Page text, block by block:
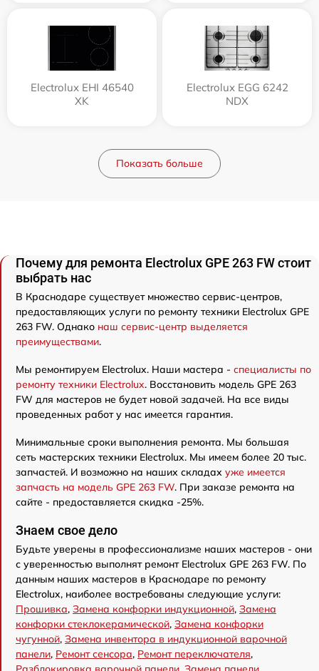
Electrolux EHI 46540
XK
Electrolux EGG 6242
NDX
Показать больше
Почему для ремонта Electrolux GPE 263 FW стоит
выбрать нас
В Краснодаре существует множество сервис-центров,
предоставляющих услуги по ремонту техники Electrolux GPE
263 FW. Однако наш сервис-центр выделяется
преимуществами.
Мы ремонтируем Electrolux. Наши мастера - специалисты по
ремонту техники Electrolux. Восстановить модель GPE 263
FW для мастеров не будет новой задачей. На все виды
проведенных работ у нас имеется гарантия.
Минимальные сроки выполнения ремонта. Мы большая
сеть мастерских техники Electrolux. Мы имеем более 20 тыс.
запчастей. И возможно на наших складах уже имеется
запчасть на модель GPE 263 FW. При заказе ремонта на
сайте - предоставляется скидка -25%.
Знаем свое дело
Будьте уверены в профессионализме наших мастеров - они
с уверенностью выполнят ремонт Electrolux GPE 263 FW. По
данным наших мастеров в Краснодаре по ремонту
Electrolux, наиболее востребованы следующие услуги:
Прошивка, Замена конфорки индукционной, Замена
конфорки стеклокерамической, Замена конфорки
чугунной, Замена инвентора в индукционной варочной
панели, Ремонт сенсора, Ремонт переключателя,